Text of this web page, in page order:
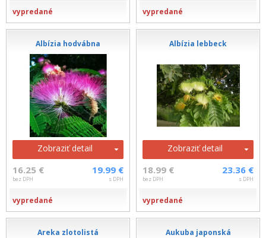
vypredané vypredané
Albízia hodvábna
Zobraziť detail
16.25 €
bez DPH
19.99 €
s DPH
vypredané
Albízia lebbeck
Zobraziť detail
18.99 €
bez DPH
23.36 €
s DPH
vypredané
Areka zlotolistá Aukuba japonská